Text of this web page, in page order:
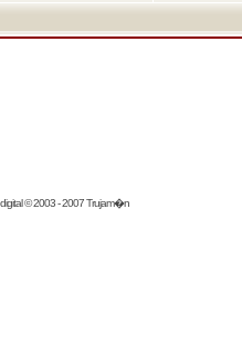
© 2003 - 2007 Trujam�n